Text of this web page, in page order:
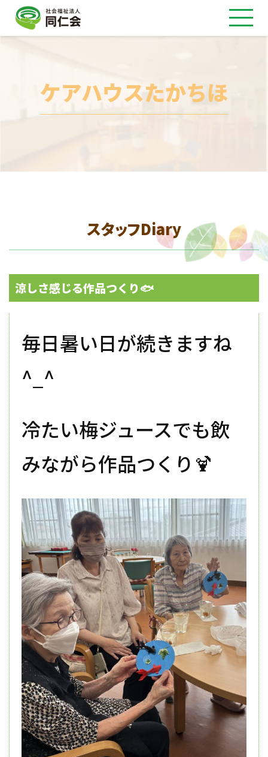
ケアハウスたかちほ
スタッフDiary
涼しさ感じる作品つくり🐟
毎日暑い日が続きますね
^_^
冷たい梅ジュースでも飲
みながら作品つくり🍹